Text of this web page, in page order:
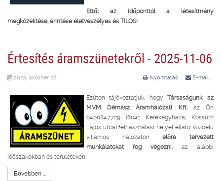
Ettől az időponttól a létesítmény
megközelítése, érintése életveszélyes és TILOS!
Értesítés áramszünetekről - 2025-11-06
Nyomtatás E-mail
2025. október 28.
Ezúton tájékoztatjuk, hogy Társaságunk, az
MVM Démász Áramhálózati Kft.az Ön
0400847729 (6041 Kerekegyháza, Kossuth
Lajos utca) felhasználási helyét ellátó közcélú
villamos hálózatonelőre tervezett
munkálatokat fog végezni , az alábbi
időszakokban és területeken.
Bővebben ...